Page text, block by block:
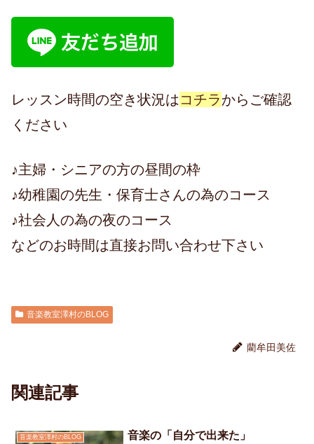
レッスン時間の空き状況は コチラからご確認
ください
♪主婦・シニアの方の昼間の枠
♪幼稚園の先生・保育士さんの為のコース
♪社会人の為の夜のコース
などのお時間は直接お問い合わせ下さい
音楽教室澤村のBLOG
藺牟田美佐
関連記事
音楽教室澤村のBLOG 音楽の「自分で出来た」